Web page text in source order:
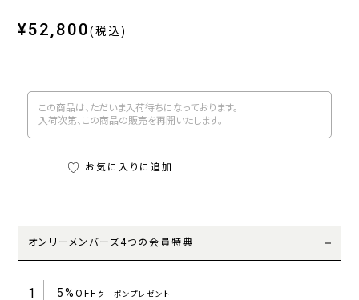
¥52,800(税込)
この商品は、ただいま入荷待ちになっております。
入荷次第、この商品の販売を再開いたします。
お気に入りに追加
オンリーメンバーズ4つの会員特典
1 5%OFFクーポンプレゼント